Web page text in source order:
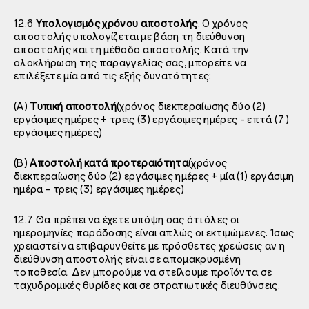
12.6 Υπολογισμός χρόνου αποστολής. Ο χρόνος
αποστολής υπολογίζεται με βάση τη διεύθυνση
αποστολής και τη μέθοδο αποστολής. Κατά την
ολοκλήρωση της παραγγελίας σας, μπορείτε να
επιλέξετε μία από τις εξής δυνατότητες:
(A) Τυπική αποστολή(χρόνος διεκπεραίωσης δύο (2)
εργάσιμες ημέρες + τρεις (3) εργάσιμες ημέρες – επτά (7)
εργάσιμες ημέρες)
(B)Αποστολή κατά προτεραιότητα(χρόνος
διεκπεραίωσης δύο (2) εργάσιμες ημέρες + μία (1) εργάσιμη
ημέρα – τρεις (3) εργάσιμες ημέρες)
12.7 Θα πρέπει να έχετε υπόψη σας ότι όλες οι
ημερομηνίες παράδοσης είναι απλώς οι εκτιμώμενες. Ίσως
χρειαστεί να επιβαρυνθείτε με πρόσθετες χρεώσεις αν η
διεύθυνση αποστολής είναι σε απομακρυσμένη
τοποθεσία. Δεν μπορούμε να στείλουμε προϊόντα σε
ταχυδρομικές θυρίδες και σε στρατιωτικές διευθύνσεις.